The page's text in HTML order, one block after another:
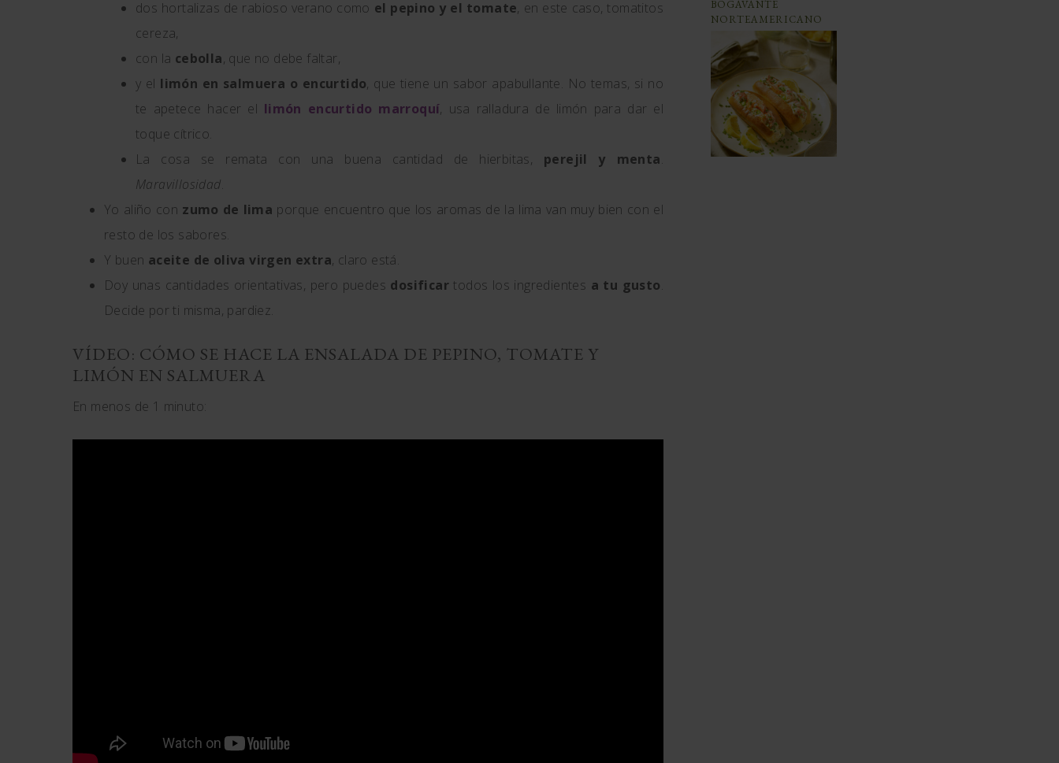
dos hortalizas de rabioso verano como el pepino y el tomate, en este caso, tomatitos
cereza,
con la cebolla, que no debe faltar,
y el limón en salmuera o encurtido, que tiene un sabor apabullante. No temas, si no
te apetece hacer el limón encurtido marroquí, usa ralladura de limón para dar el
toque cítrico.
La cosa se remata con una buena cantidad de hierbitas, perejil y menta.
Maravillosidad.
Yo aliño con zumo de lima porque encuentro que los aromas de la lima van muy bien con el
resto de los sabores.
Y buen aceite de oliva virgen extra, claro está.
Doy unas cantidades orientativas, pero puedes dosificar todos los ingredientes a tu gusto.
Decide por ti misma, pardiez.
VÍDEO: CÓMO SE HACE LA ENSALADA DE PEPINO, TOMATE Y
LIMÓN EN SALMUERA
En menos de 1 minuto:
BOGAVANTE
NORTEAMERICANO